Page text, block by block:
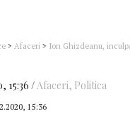
> Afaceri > Ion Ghizdeanu,
15:36 Afaceri, Politica
15:36